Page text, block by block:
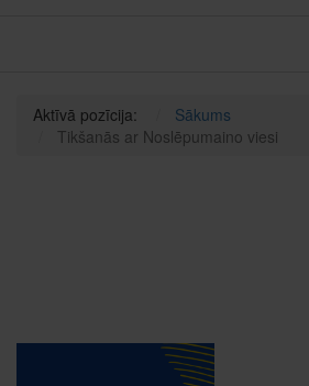
Aktīvā pozīcija:
Sākums
Tikšanās ar Noslēpumaino viesi